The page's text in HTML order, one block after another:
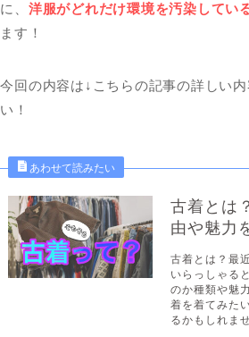
、 洋服がどれだけ環境を汚染してい
す！
回の内容は↓こちらの記事の詳しい
！
古着とは
由や魅力
古着とは？最
いらっしゃる
のか種類や魅
着を着てみた
るかもしれま